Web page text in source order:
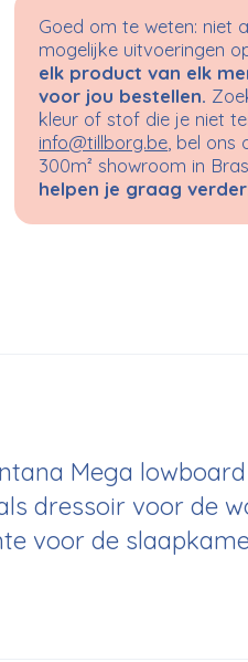
Goed om te weten: niet
mogelijke uitvoeringen
elk product van elk
voor jou bestellen.
kleur of stof die je niet
info@tillborg.be , bel
300m² showroom in
helpen je graag
Mega
dressoir voor de
voor de